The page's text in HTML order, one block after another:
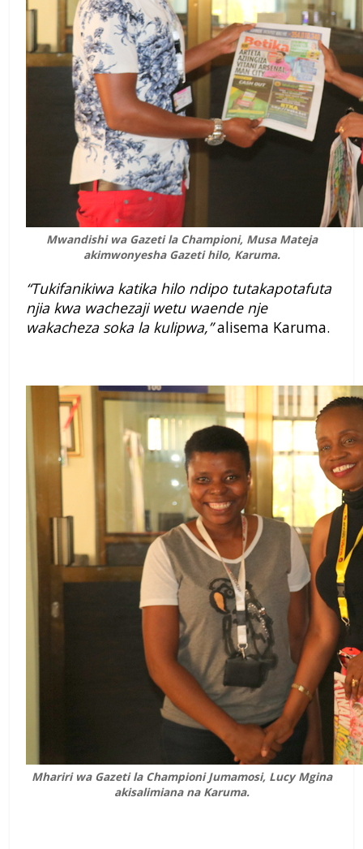
Mwandishi wa Gazeti la Championi, Musa Mateja
akimwonyesha Gazeti hilo, Karuma.
“Tukifanikiwa katika hilo ndipo tutakapotafuta
njia kwa wachezaji wetu waende nje
wakacheza soka la kulipwa,”alisema Karuma.
Mhariri wa Gazeti la Championi Jumamosi, Lucy Mgina
akisalimiana na Karuma.